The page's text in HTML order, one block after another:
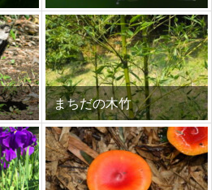
まちだの木竹